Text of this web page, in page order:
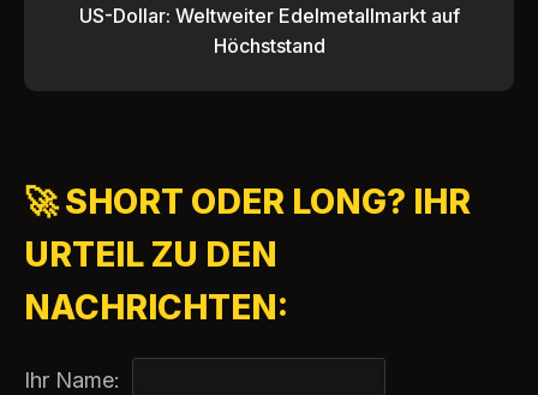
US-Dollar: Weltweiter Edelmetallmarkt auf
Höchststand
🚀 SHORT ODER LONG? IHR
URTEIL ZU DEN
NACHRICHTEN:
Ihr Name: